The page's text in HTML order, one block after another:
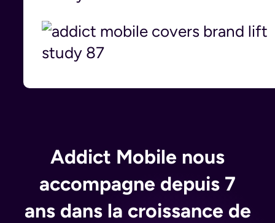
Addict Mobile nous
accompagne depuis 7
ans dans la croissance de